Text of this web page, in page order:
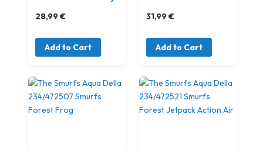
28,99 €
Add to Cart
31,99 €
Add to Cart